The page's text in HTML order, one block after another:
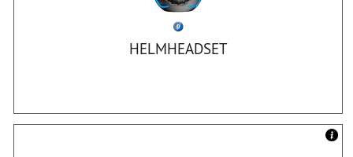
HELMHEADSET